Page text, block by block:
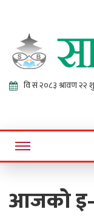
Online News Portal
आजको